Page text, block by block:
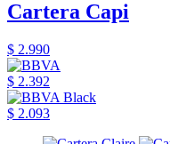
Cartera Capi
$ 2.990
$ 2.392
$ 2.093